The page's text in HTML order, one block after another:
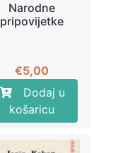
Narodne
pripovijetke
€5,00
Dodaj u
košaricu